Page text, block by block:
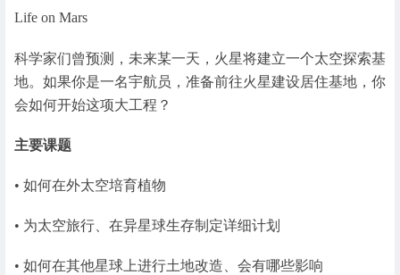
Life on Mars
科学家们曾预测，未来某一天，火星将建立一个太空探索基
地。如果你是一名宇航员，准备前往火星建设居住基地，你
会如何开始这项大工程？
主要课题
• 如何在外太空培育植物
• 为太空旅行、在异星球生存制定详细计划
• 如何在其他星球上进行土地改造、会有哪些影响